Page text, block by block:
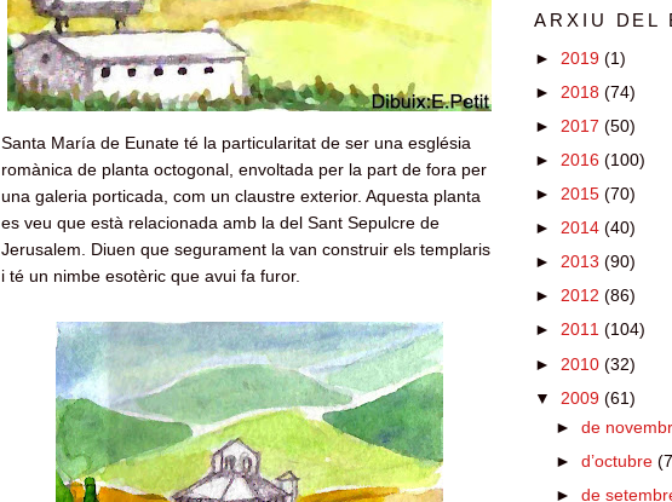
Santa María de Eunate té la particularitat de ser una església
romànica de planta octogonal, envoltada per la part de fora per
una galeria porticada, com un claustre exterior. Aquesta planta
es veu que està relacionada amb la del Sant Sepulcre de
Jerusalem. Diuen que segurament la van construir els templaris
i té un nimbe esotèric que avui fa furor.
ARXIU DEL
► 2019 (1)
► 2018 (74)
► 2017 (50)
► 2016 (100)
► 2015 (70)
► 2014 (40)
► 2013 (90)
► 2012 (86)
► 2011 (104)
► 2010 (32)
▼ 2009 (61)
► de
► d’octubre
► de